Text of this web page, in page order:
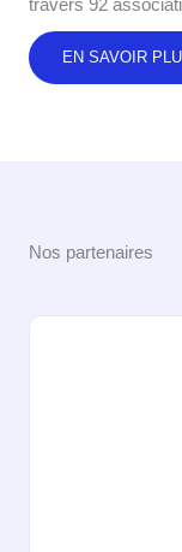
travers 92
EN SAVOIR
Nos partenaires​